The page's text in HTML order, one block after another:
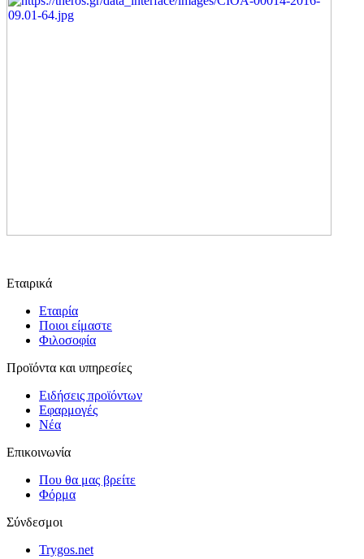
Εταιρικά
Εταιρία
Ποιοι είμαστε
Φιλοσοφία
Προϊόντα και υπηρεσίες
Ειδήσεις προϊόντων
Εφαρμογές
Νέα
Επικοινωνία
Που θα μας βρείτε
Φόρμα
Σύνδεσμοι
Trygos.net